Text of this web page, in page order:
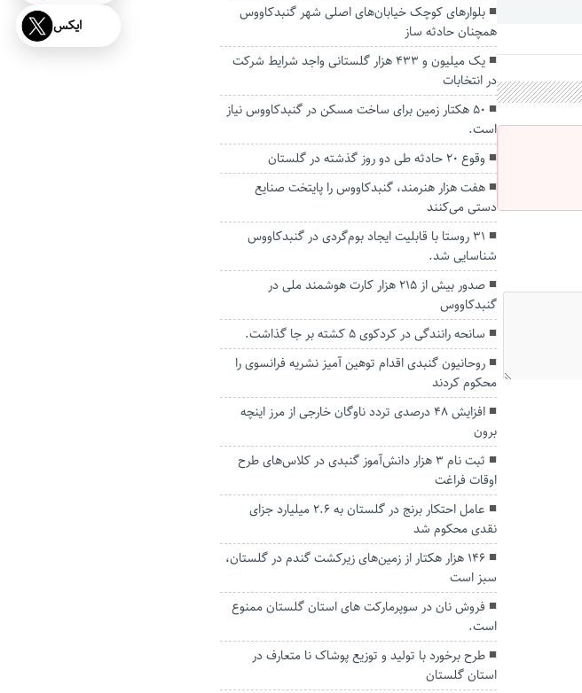
بلوارهای کوچک خیابان‌های اصلی شهر گنبدکاووس
همچنان حادثه ساز
یک میلیون و ۴۳۳ هزار گلستانی واجد شرایط شرکت
در انتخابات
۵۰ هکتار زمین برای ساخت مسکن در گنبدکاووس نیاز
است.
وقوع ۲۰ حادثه طی دو روز گذشته در گلستان
هفت هزار هنرمند، گنبدکاووس را پایتخت صنایع
دستی می‌کنند
۳۱ روستا با قابلیت ایجاد بوم‌گردی در گنبدکاووس
شناسایی شد.
صدور بیش از ۲۱۵ هزار کارت هوشمند ملی در
گنبدکاووس
سانحه رانندگی در کردکوی ۵ کشته بر جا گذاشت.
روحانیون گنبدی اقدام توهین آمیز نشریه فرانسوی را
محکوم کردند
افزایش ۴۸ درصدی تردد ناوگان خارجی از مرز اینچه
برون
ثبت نام ۳ هزار دانش‌آموز گنبدی در کلاس‌های طرح
اوقات فراغت
عامل احتکار برنج در گلستان به ۲.۶ میلیارد جزای
نقدی محکوم شد
۱۴۶ هزار هکتار از زمین‌های زیرکشت گندم در گلستان،
سبز است
فروش نان در سوپرمارکت های استان گلستان ممنوع
است.
طرح برخورد با تولید و توزیع پوشاک نا متعارف در
استان گلستان
ایکس